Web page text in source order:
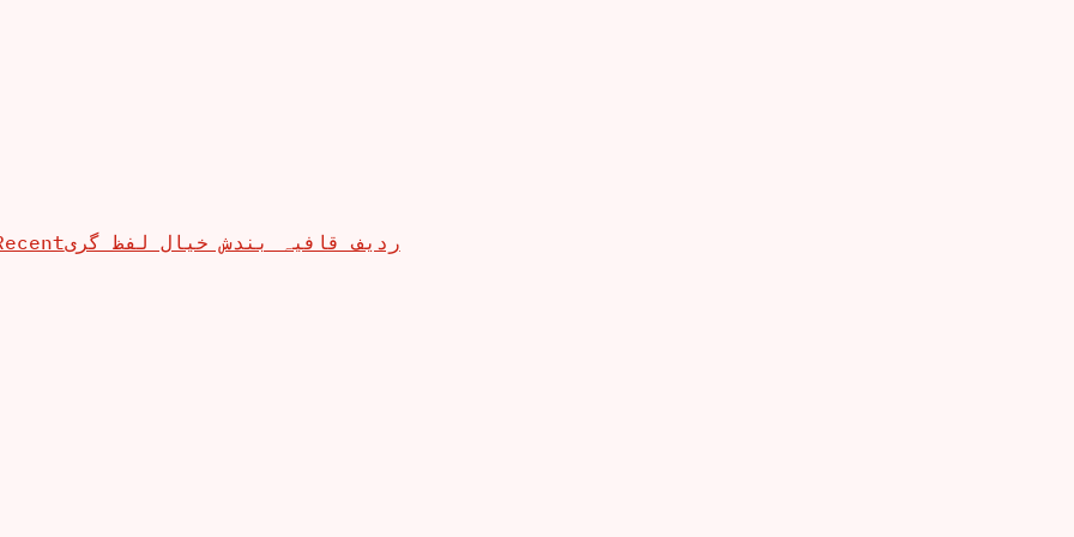
ردیف قافیہ بندش خیال لفظ گری